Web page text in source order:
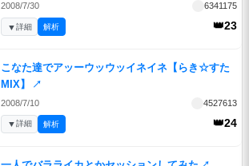
2008/7/30 6341175
👑23
▼詳細 解析
こなた達でアッーウッウッイネイネ【らき☆すた
MIX】
↗
2008/7/10 4527613
👑24
▼詳細 解析